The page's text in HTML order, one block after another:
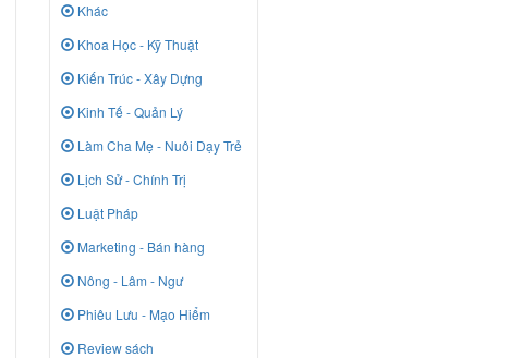
Khác
Khoa Học - Kỹ Thuật
Kiến Trúc - Xây Dựng
Kinh Tế - Quản Lý
Làm Cha Mẹ - Nuôi Dạy Trẻ
Lịch Sử - Chính Trị
Luật Pháp
Marketing - Bán hàng
Nông - Lâm - Ngư
Phiêu Lưu - Mạo Hiểm
Review sách